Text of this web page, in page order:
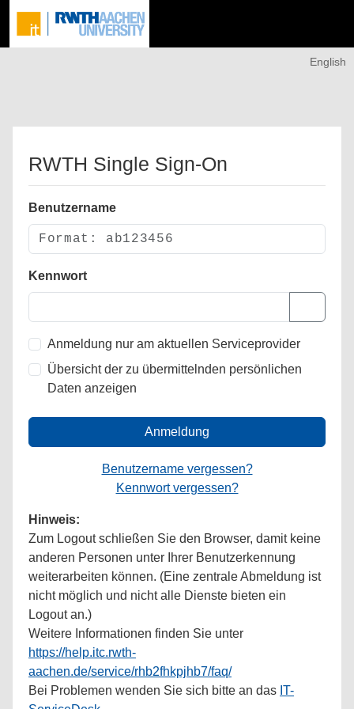
English
RWTH Single Sign-On
Benutzername
Kennwort
Anmeldung nur am aktuellen Serviceprovider
Übersicht der zu übermittelnden persönlichen
Daten anzeigen
Anmeldung
Benutzername vergessen?
Kennwort vergessen?
Hinweis:
Zum Logout schließen Sie den Browser, damit keine
anderen Personen unter Ihrer Benutzerkennung
weiterarbeiten können. (Eine zentrale Abmeldung ist
nicht möglich und nicht alle Dienste bieten ein
Logout an.)
Weitere Informationen finden Sie unter
https://help.itc.rwth-
aachen.de/service/rhb2fhkpjhb7/faq/
Bei Problemen wenden Sie sich bitte an das IT-